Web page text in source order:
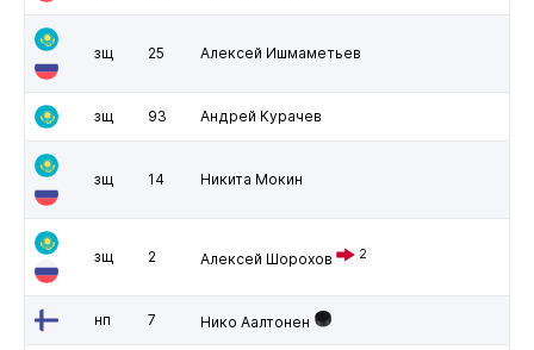
зщ 25 Алексей Ишмаметьев
зщ 93 Андрей Курачев
зщ 14 Никита Мокин
зщ 2 Алексей Шорохов 2
нп 7 Нико Аалтонен